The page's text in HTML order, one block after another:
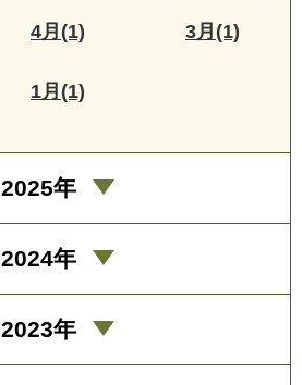
4月(1) 3月(1)
1月(1)
2025年
2024年
2023年